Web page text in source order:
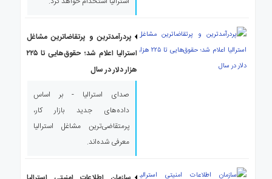
پردرآمدترین و پرتقاضاترین مشاغل
استرالیا اعلام شد؛ حقوق‌هایی تا ۲۲۵
هزار دلار در سال
صدای استرالیا - بر اساس
داده‌های جدید بازار کار،
پرمتقاضی‌ترین مشاغل استرالیا
معرفی شده‌اند.